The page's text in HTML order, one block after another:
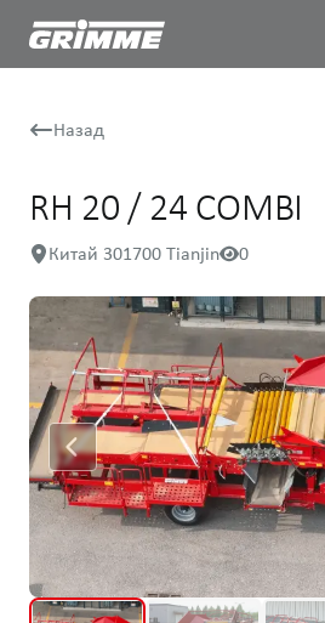
Назад
RH 20 / 24 COMBI
Китай 301700 Tianjin 0